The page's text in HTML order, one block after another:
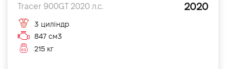
Tracer 900GT 2020 л.с. 2020
3 циліндр
847 см3
215 кг